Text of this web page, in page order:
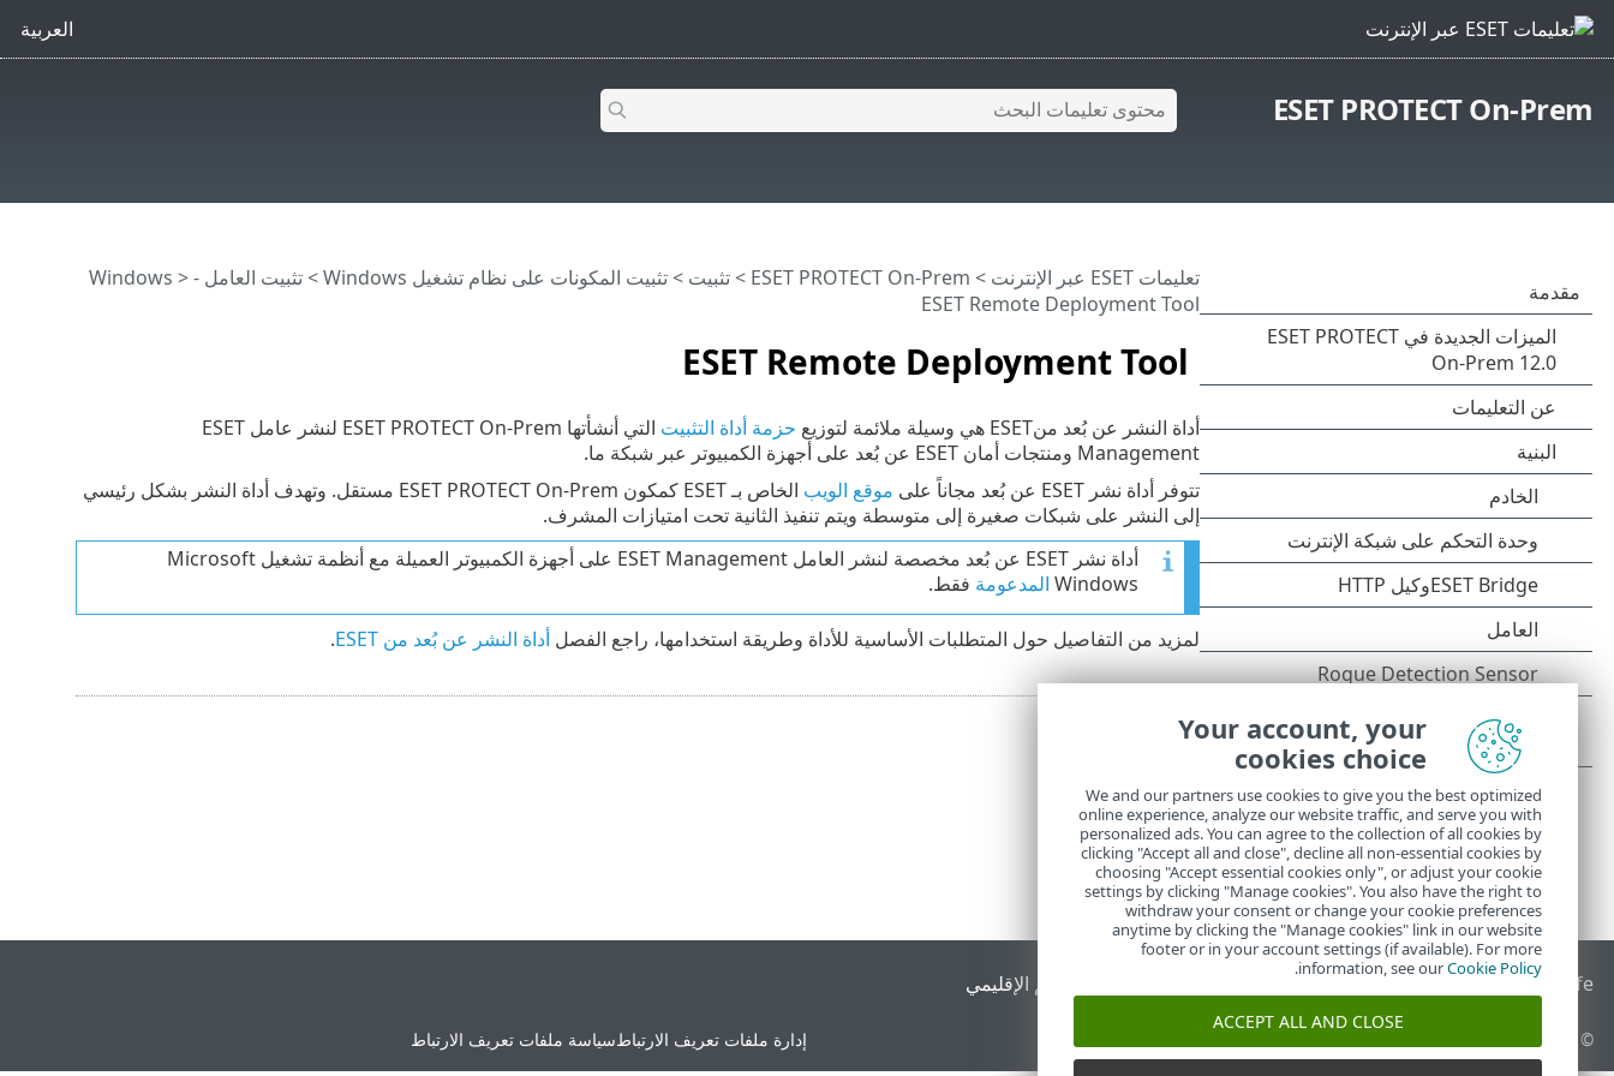
العربية
ESET PROTECT On-Prem
ESET Remote Deployment Tool
تعليمات ESET عبر الإنترنت >
ESET PROTECT On-Prem
>تثبيت >تثبيت المكونات على نظام تشغيل Windows >تثبيت العامل - Windows>
ESET Remote Deployment Tool
أداة النشر عن بُعد منESET هي وسيلة ملائمة لتوزيع حزمة أداة التثبيت
التي أنشأتها ESET PROTECT On-Prem لنشر عامل ESET
Management ومنتجات أمان ESET عن بُعد على أجهزة الكمبيوتر عبر شبكة ما.
تتوفر أداة نشر ESET عن بُعد مجاناً على
موقع الويب
الخاص بـ ESET كمكون ESET PROTECT On-Prem مستقل. وتهدف أداة النشر بشكل رئيسي
إلى النشر على شبكات صغيرة إلى متوسطة ويتم تنفيذ الثانية تحت امتيازات المشرف.
أداة نشر ESET عن بُعد مخصصة لنشر العامل ESET Management على أجهزة الكمبيوتر العميلة مع أنظمة تشغيل Microsoft
Windows المدعومة فقط.
لمزيد من التفاصيل حول المتطلبات الأساسية للأداة وطريقة استخدامها، راجع الفصل أداة النشر عن بُعد من ESET .
End of Life قاعدة معارف ESET الدعم الإقليمي
© 1992 - 2026 ESET, spol. s r.o.‎ - جميع الحقوق محفوظة. إدارة ملفات تعريف الارتباطسياسة ملفات تعريف الارتباط
Your account, your
cookies choice
We and our partners use cookies to give you the best optimized
online experience, analyze our website traffic, and serve you with
personalized ads. You can agree to the collection of all cookies by
clicking "Accept all and close", decline all non-essential cookies by
choosing "Accept essential cookies only", or adjust your cookie
settings by clicking "Manage cookies". You also have the right to
withdraw your consent or change your cookie preferences
anytime by clicking the "Manage cookies" link in our website
footer or in your account settings (if available). For more
information, see ourCookie Policy
.
ACCEPT ALL AND CLOSE